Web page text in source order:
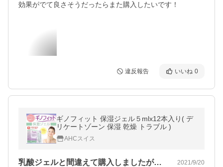
効果がでて良さそうだったらまた購入したいです！
違反報告 いいね 0
ギノフィット 保湿ジェル５mlx12本入り( デ
リケートゾーン 保湿 乾燥 トラブル )
AHCスイス
乳酸ジェルと間違えて購入しましたが、試… 2021/9/20